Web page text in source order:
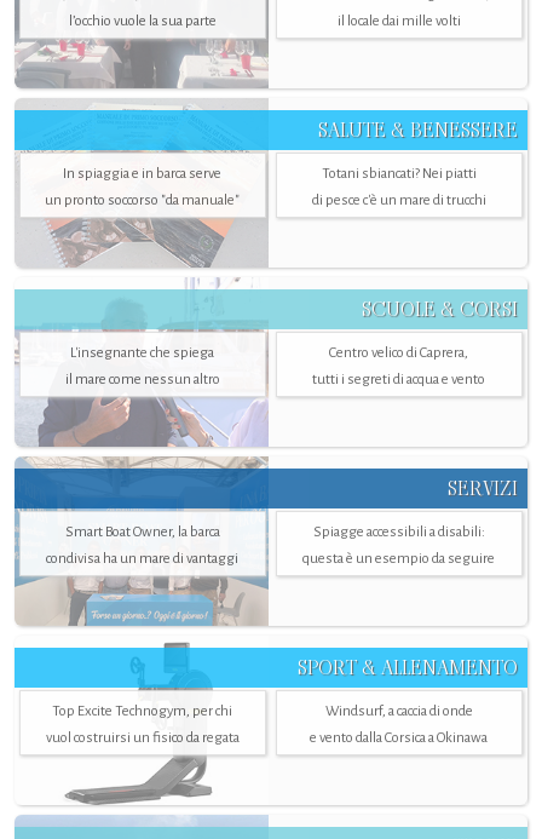
l’occhio vuole la sua parte
il locale dai mille volti
SALUTE & BENESSERE
In spiaggia e in barca serve
un pronto soccorso "da manuale"
Totani sbiancati? Nei piatti
di pesce c'è un mare di trucchi
SCUOLE & CORSI
L'insegnante che spiega
il mare come nessun altro
Centro velico di Caprera,
tutti i segreti di acqua e vento
SERVIZI
Smart Boat Owner, la barca
condivisa ha un mare di vantaggi
Spiagge accessibili a disabili:
questa è un esempio da seguire
SPORT & ALLENAMENTO
Top Excite Technogym, per chi
vuol costruirsi un fisico da regata
Windsurf, a caccia di onde
e vento dalla Corsica a Okinawa